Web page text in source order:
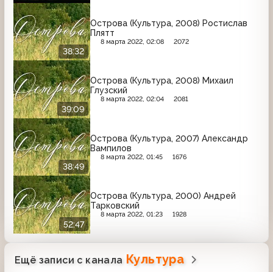
38:32
Острова (Культура, 2008) Ростислав
Плятт
8 марта 2022, 02:08 2072
39:09
Острова (Культура, 2008) Михаил
Глузский
8 марта 2022, 02:04 2081
38:49
Острова (Культура, 2007) Александр
Вампилов
8 марта 2022, 01:45 1676
52:47
Острова (Культура, 2000) Андрей
Тарковский
8 марта 2022, 01:23 1928
Ещё записи с канала Культура